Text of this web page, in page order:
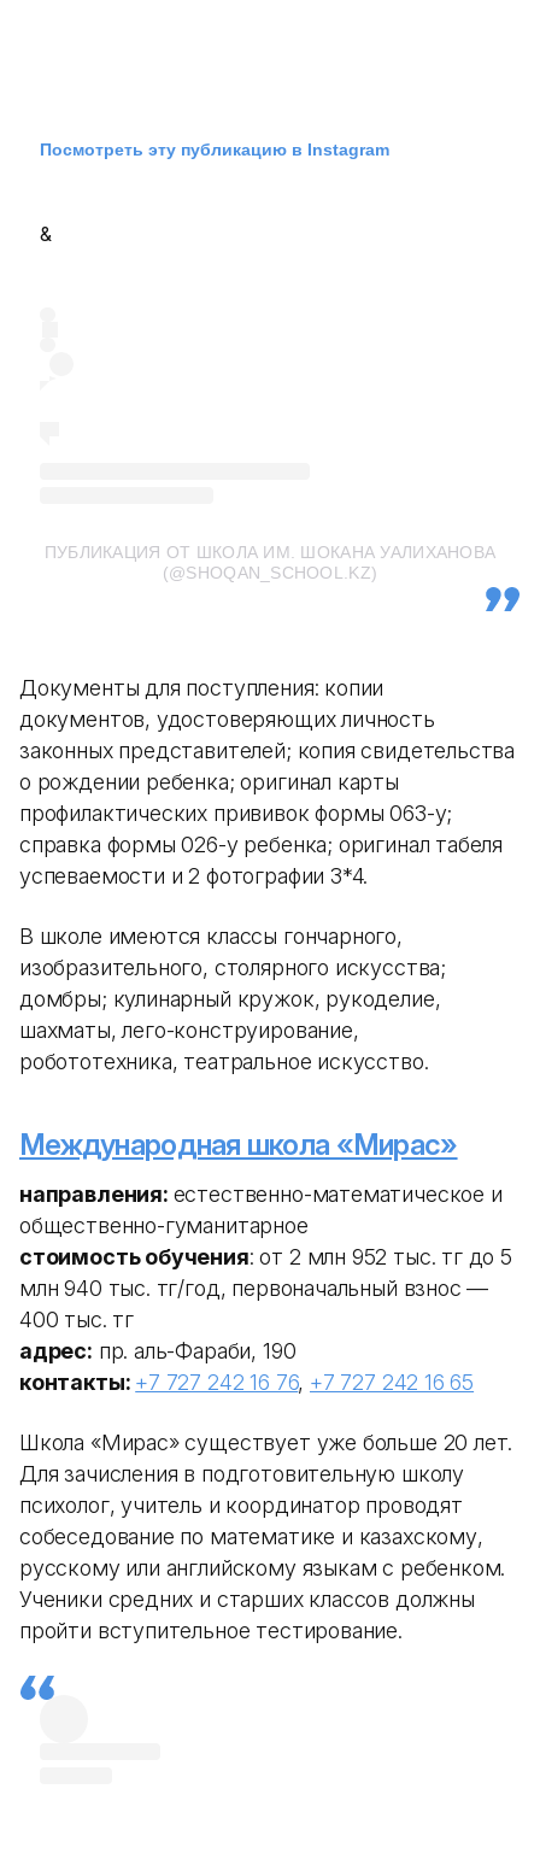
Посмотреть эту публикацию в Instagram
&
ПУБЛИКАЦИЯ ОТ ШКОЛА ИМ. ШОКАНА УАЛИХАНОВА
(@SHOQAN_SCHOOL.KZ)
Документы для поступления: копии
документов, удостоверяющих личность
законных представителей; копия свидетельства
о рождении ребенка; оригинал карты
профилактических прививок формы 063-у;
справка формы 026-у ребенка; оригинал табеля
успеваемости и 2 фотографии 3*4.
В школе имеются классы гончарного,
изобразительного, столярного искусства;
домбры; кулинарный кружок, рукоделие,
шахматы, лего-конструирование,
робототехника, театральное искусство.
Международная школа «Мирас»
направления: естественно-математическое и
общественно-гуманитарное
стоимость обучения: от 2 млн 952 тыс. тг до 5
млн 940 тыс. тг/год, первоначальный взнос —
400 тыс. тг
адрес: пр. аль-Фараби, 190
контакты: +7 727 242 16 76, +7 727 242 16 65
Школа «Мирас» существует уже больше 20 лет.
Для зачисления в подготовительную школу
психолог, учитель и координатор проводят
собеседование по математике и казахскому,
русскому или английскому языкам с ребенком.
Ученики средних и старших классов должны
пройти вступительное тестирование.